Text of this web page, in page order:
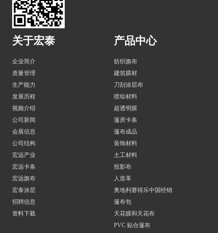
关于宏泰
企业简介
质量管理
生产能力
发展历程
视频介绍
公司新闻
会展信息
公司结构
宏远产业
宏远卡条
宏远旗布
宏泰涂层
招聘信息
资料下载
产品中心
纺织旗布
建筑膜材
刀刮涂层布
喷绘材料
超透明膜
篷房卡条
篷布成品
装饰材料
土工材料
投影布
人造革
奥地利赛得乐中国经销
篷布包
天花膜和天花布
PVC 贴合篷布